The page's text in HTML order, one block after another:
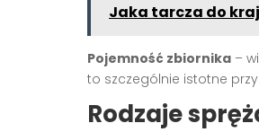
Jaka tarcza do
Pojemność zbiornika –
to szczególnie istotne
Rodzaje